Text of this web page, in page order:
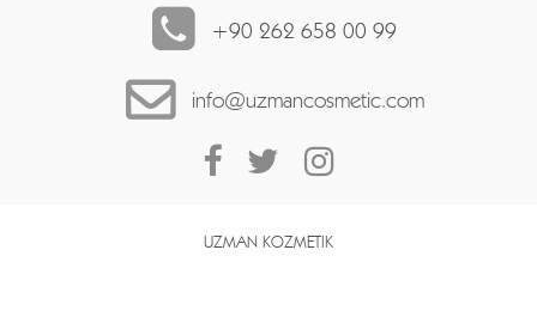
+90 262 658 00 99
info@uzmancosmetic.com
UZMAN KOZMETIK